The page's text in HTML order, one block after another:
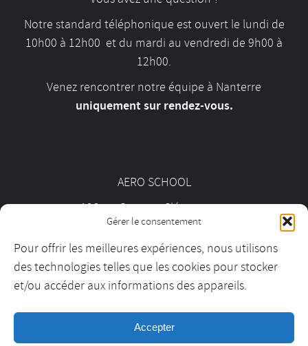
Gérer le consentement
Pour offrir les meilleures expériences, nous utilisons
des technologies telles que les cookies pour stocker
et/ou accéder aux informations des appareils.
Accepter
Notre standard téléphonique est ouvert le lundi de
10h00 à 12h00 et du mardi au vendredi de 9h00 à
12h00.
Venez rencontrer notre équipe à Nanterre
uniquement sur rendez-vous.
AERO SCHOOL
126 av. Georges Clémenceau
01 55 69 19 30
contact@aeroschool.fr